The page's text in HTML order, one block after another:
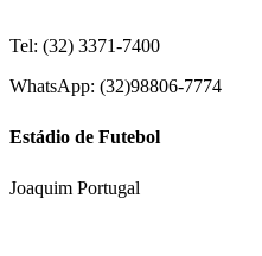
Tel: (32) 3371-7400
WhatsApp: (32)98806-7774
Estádio de Futebol
Joaquim Portugal